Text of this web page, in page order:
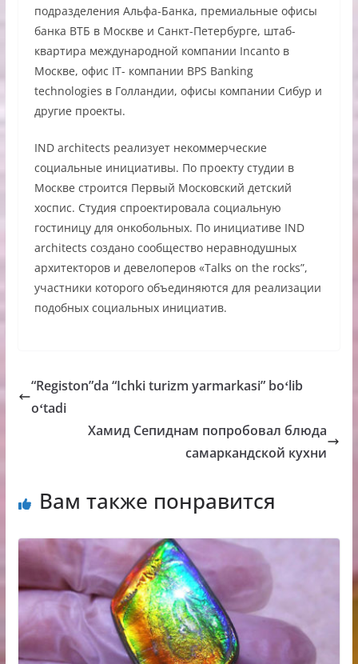
подразделения Альфа-Банка, премиальные офисы
банка ВТБ в Москве и Санкт-Петербурге, штаб-
квартира международной компании Incanto в
Москве, офис IT- компании BPS Banking
technologies в Голландии, офисы компании Сибур и
другие проекты.
IND architects реализует некоммерческие
социальные инициативы. По проекту студии в
Москве строится Первый Московский детский
хоспис. Студия спроектировала социальную
гостиницу для онкобольных. По инициативе IND
architects создано сообщество неравнодушных
архитекторов и девелоперов «Talks on the rocks”,
участники которого объединяются для реализации
подобных социальных инициатив.
“Registon”da “Ichki turizm yarmarkasi” boʻlib
oʻtadi
Хамид Сепиднам попробовал блюда
самаркандской кухни
Вам также понравится